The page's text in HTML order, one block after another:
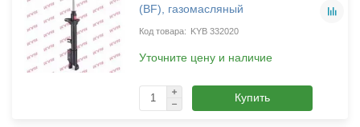
(BF), газомасляный
KYB 332020
Уточните цену и наличие
Купить